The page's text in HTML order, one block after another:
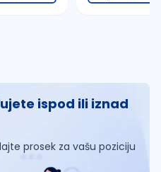
ispod ili iznad
prosek za vašu poziciju